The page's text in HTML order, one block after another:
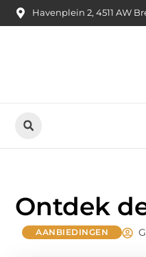
Havenplein 2, 4511 AW
Ontdek
AANBIEDINGEN